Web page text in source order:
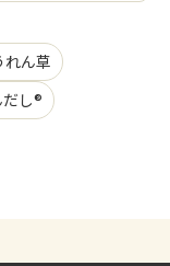
れん草
だし®